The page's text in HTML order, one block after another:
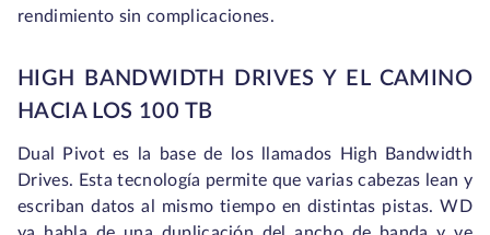
rendimiento sin complicaciones.
HIGH BANDWIDTH DRIVES Y EL CAMINO
HACIA LOS 100 TB
Dual Pivot es la base de los llamados High Bandwidth
Drives. Esta tecnología permite que varias cabezas lean y
escriban datos al mismo tiempo en distintas pistas. WD